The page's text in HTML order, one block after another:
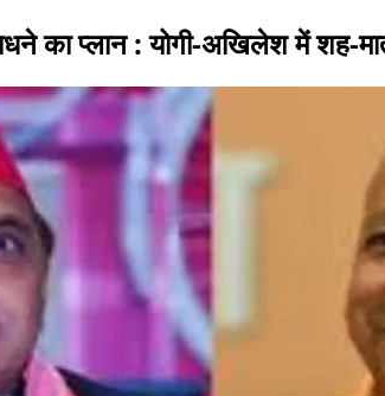
का प्लान : योगी-अखिलेश में शह-